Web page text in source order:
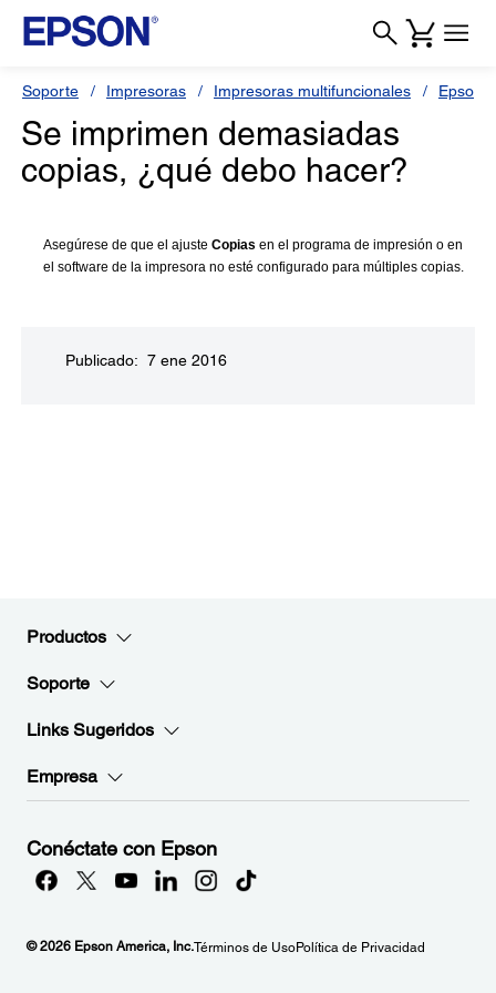
Soporte Impresoras Impresoras multifuncionales Epson L
Se imprimen demasiadas
copias, ¿qué debo hacer?
Asegúrese de que el ajuste Copias en el programa de impresión o en
el software de la impresora no esté configurado para múltiples copias.
Publicado: 7 ene 2016
Productos
Soporte
Links Sugeridos
Empresa
Conéctate con Epson
© 2026 Epson America, Inc.Términos de UsoPolítica de Privacidad